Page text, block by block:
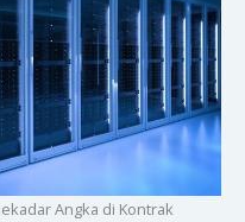
Angka di Kontrak